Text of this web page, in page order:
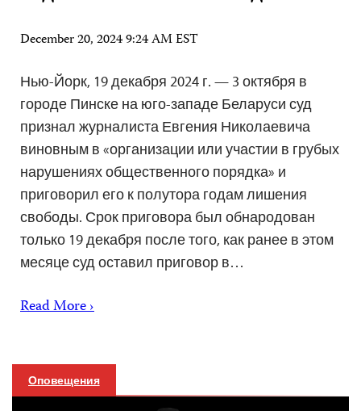
December 20, 2024 9:24 AM EST
Нью-Йорк, 19 декабря 2024 г. — 3 октября в
городе Пинске на юго-западе Беларуси суд
признал журналиста Евгения Николаевича
виновным в «организации или участии в грубых
нарушениях общественного порядка» и
приговорил его к полутора годам лишения
свободы. Срок приговора был обнародован
только 19 декабря после того, как ранее в этом
месяце суд оставил приговор в…
Read More ›
Оповещения